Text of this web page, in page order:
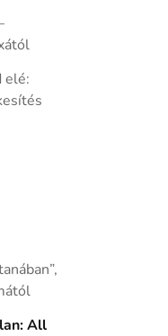
elé:
All